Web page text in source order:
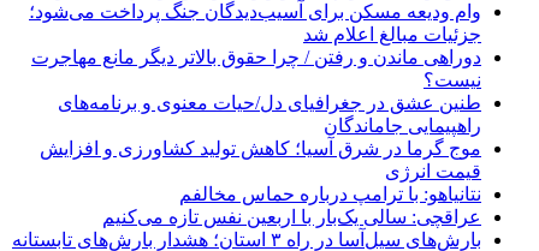
وام ودیعه مسکن برای آسیب‌دیدگان جنگ پرداخت می‌شود؛
جزئیات مبالغ اعلام شد
دوراهی ماندن و رفتن / چرا حقوق بالاتر دیگر مانع مهاجرت
نیست؟
طنین عشق در جغرافیای دل/حیات معنوی و برنامه‌های
راهپیمایی جاماندگان
موج گرما در شرق آسیا؛ کاهش تولید کشاورزی و افزایش
قیمت انرژی
نتانیاهو: با ترامپ درباره حماس مخالفم
عراقچی: سالی یک‌بار با اربعین نفس تازه می‌کنیم
بارش‌های سیل‌آسا در راه ۳ استان؛ هشدار بارش‌های تابستانه